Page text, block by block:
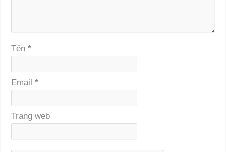
Tên*
Email*
Trang web